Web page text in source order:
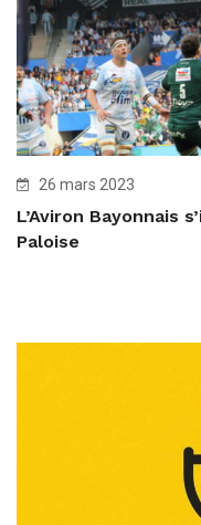
26 mars 2023
L’Aviron Bayonnais
Paloise